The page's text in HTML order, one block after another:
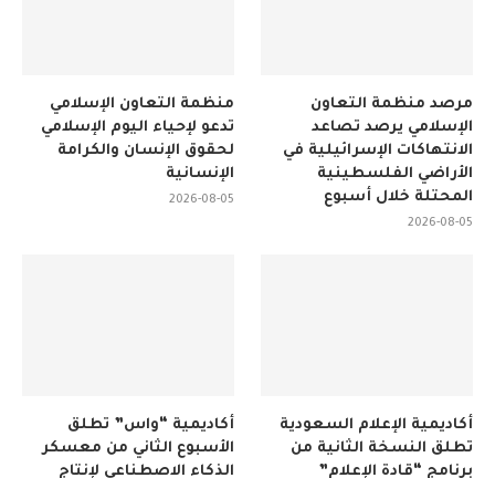
منظمة التعاون الإسلامي
تدعو لإحياء اليوم الإسلامي
لحقوق الإنسان والكرامة
الإنسانية
مرصد منظمة التعاون
الإسلامي يرصد تصاعد
الانتهاكات الإسرائيلية في
الأراضي الفلسطينية
المحتلة خلال أسبوع
أكاديمية “واس” تطلق
الأسبوع الثاني من معسكر
أكاديمية الإعلام السعودية
تطلق النسخة الثانية من